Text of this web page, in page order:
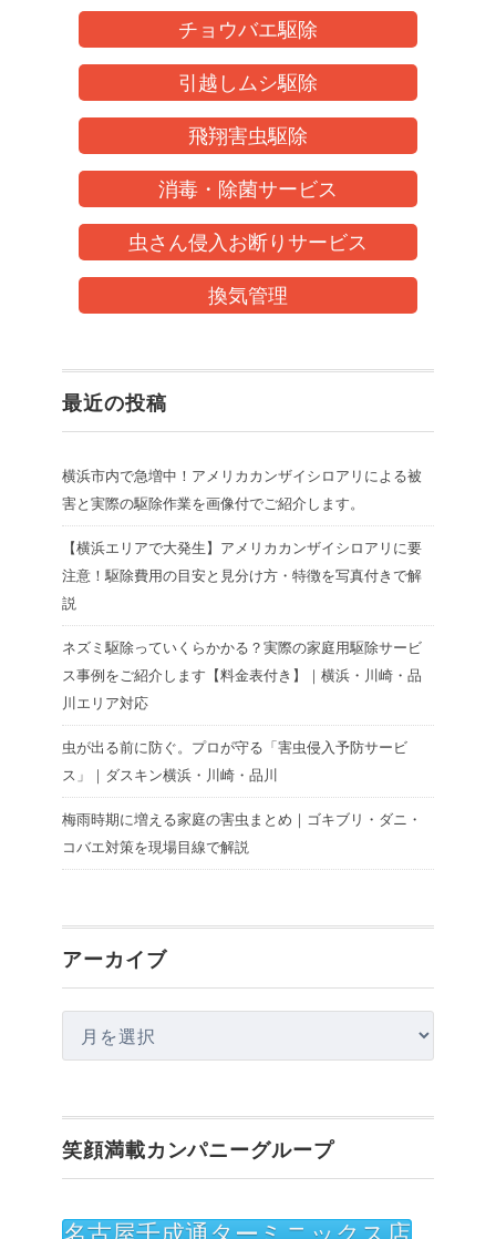
チョウバエ駆除
引越しムシ駆除
飛翔害虫駆除
消毒・除菌サービス
虫さん侵入お断りサービス
換気管理
最近の投稿
横浜市内で急増中！アメリカカンザイシロアリによる被
害と実際の駆除作業を画像付でご紹介します。
【横浜エリアで大発生】アメリカカンザイシロアリに要
注意！駆除費用の目安と見分け方・特徴を写真付きで解
説
ネズミ駆除っていくらかかる？実際の家庭用駆除サービ
ス事例をご紹介します【料金表付き】｜横浜・川崎・品
川エリア対応
虫が出る前に防ぐ。プロが守る「害虫侵入予防サービ
ス」｜ダスキン横浜・川崎・品川
梅雨時期に増える家庭の害虫まとめ｜ゴキブリ・ダニ・
コバエ対策を現場目線で解説
アーカイブ
ー
イ
ブ
笑顔満載カンパニーグループ